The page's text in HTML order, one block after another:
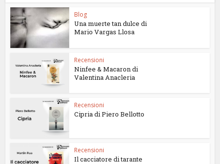
Blog
Una muerte tan dulce di
Mario Vargas Llosa
Recensioni
Ninfee & Macaron di
Valentina Anacleria
Recensioni
Cipria di Piero Bellotto
Recensioni
Il cacciatore di tarante